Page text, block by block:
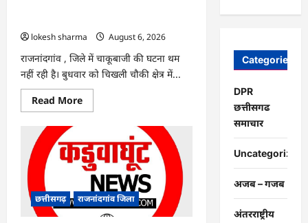
lokesh sharma
August 6, 2026
राजनांदगांव , जिले में चाकूबाजी की घटना थम
नहीं रही है। बुधवार को चिखली चौकी क्षेत्र में...
Read MoreRead
more
युवक
पर
चाकू
जानलेवा
हमला,
चार
आरोपी
छत्तीसगढ़ राजनांदगांव जिला
Categories
DPR
छत्तीसगढ
समाचार
Uncategorized
अजब – गजब
अंतरराष्ट्रीय